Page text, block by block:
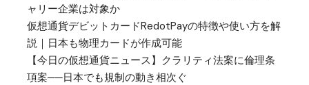
ャリー企業は対象か
仮想通貨デビットカードRedotPayの特徴や使い方を解
説｜日本も物理カードが作成可能
【今日の仮想通貨ニュース】クラリティ法案に倫理条
項案──日本でも規制の動き相次ぐ